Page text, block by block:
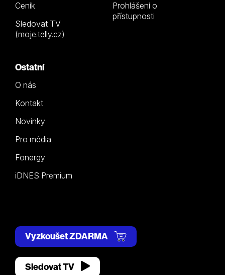
Ceník
Sledovat TV
(moje.telly.cz)
Prohlášení o
přístupnosti
Ostatní
O nás
Kontakt
Novinky
Pro média
Fonergy
iDNES Premium
Vyzkoušet ZDARMA
Sledovat TV